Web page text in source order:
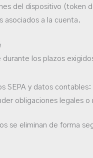
del dispositivo (token
asociados a la cuenta.
los plazos
SEPA y datos
obligaciones legales
se eliminan de forma